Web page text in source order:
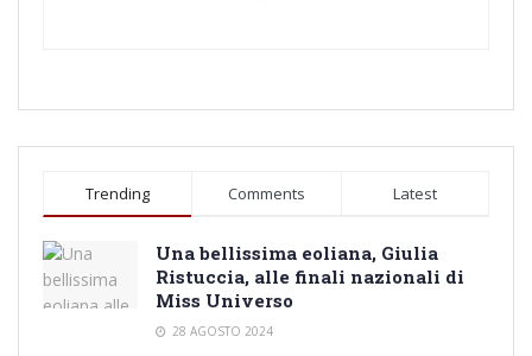
Trending Comments Latest
Una bellissima eoliana, Giulia
Ristuccia, alle finali nazionali di
Miss Universo
28 AGOSTO 2024